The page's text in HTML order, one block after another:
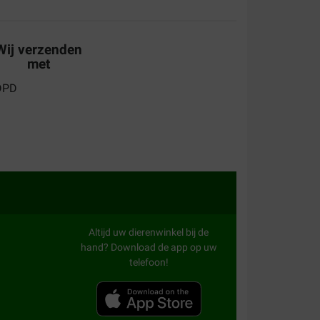
verzenden
met
Altijd uw dierenwinkel bij de
hand? Download de app op uw
telefoon!